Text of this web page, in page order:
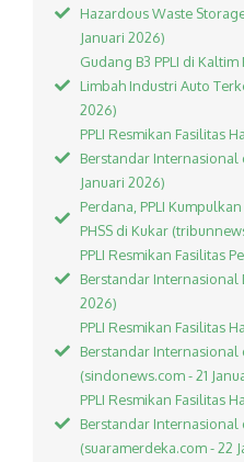
Hazardous Waste
Januari 2026)
Gudang B3 PPLI di
Limbah Industri Auto
2026)
PPLI Resmikan Fasilitas
Berstandar Internasional
Januari 2026)
Perdana, PPLI
PHSS di Kukar
PPLI Resmikan Fasilitas
Berstandar Internasional
2026)
PPLI Resmikan Fasilitas
Berstandar Internasional
(sindonews.com - 21
PPLI Resmikan Fasilitas
Berstandar Internasional
(suaramerdeka.com - 22